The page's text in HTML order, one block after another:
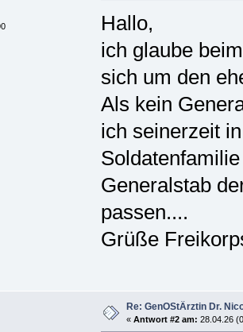
Hallo,
ich glaube
sich um den
Als kein
ich seinerzeit
Generalstab
passen....
Grüße
Re: GenOStÄrztin Dr.
« Antwort #2 am: 28.04.26